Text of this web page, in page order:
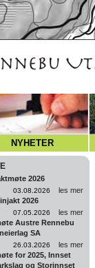
NYHETER
2026
03.08.2026
les mer
2026
07.05.2026
les mer
Austre Rennebu
SA
26.03.2026
les mer
for 2025, Innset
og Storinnset